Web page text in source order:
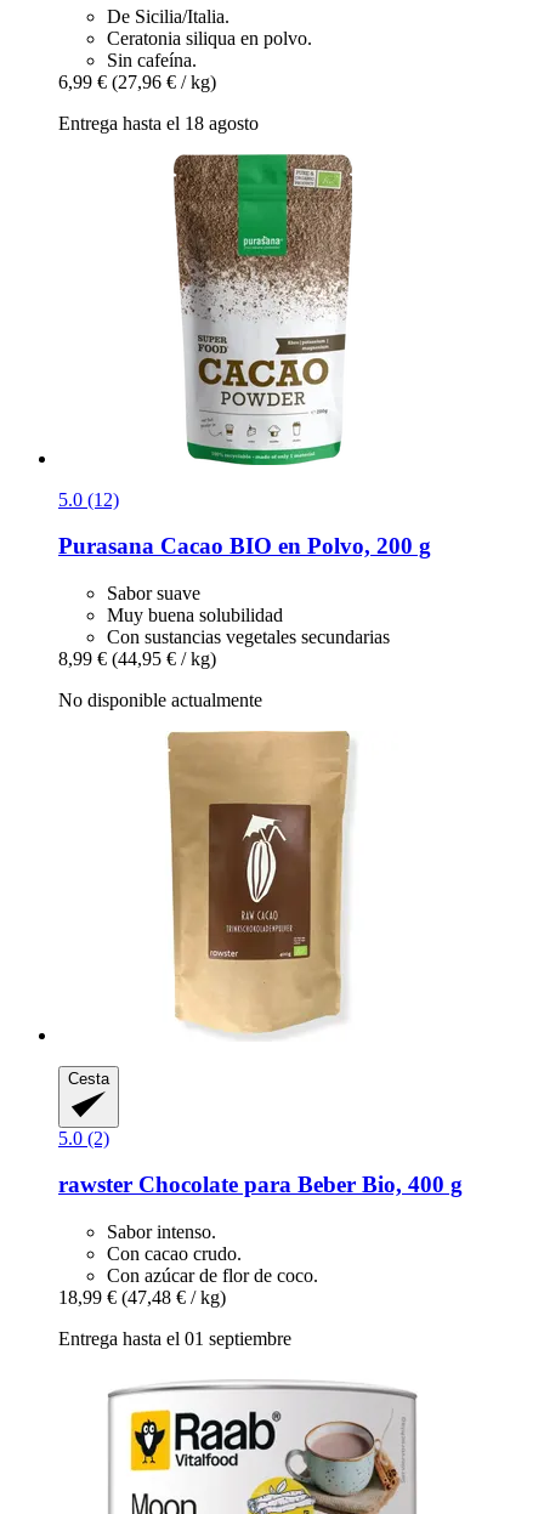
De Sicilia/Italia.
Ceratonia siliqua en polvo.
Sin cafeína.
6,99 € (27,96 € / kg)
Entrega hasta el 18 agosto
5.0 (12)
Purasana Cacao BIO en Polvo, 200 g
Sabor suave
Muy buena solubilidad
Con sustancias vegetales secundarias
8,99 € (44,95 € / kg)
No disponible actualmente
Cesta
5.0 (2)
rawster Chocolate para Beber Bio, 400 g
Sabor intenso.
Con cacao crudo.
Con azúcar de flor de coco.
18,99 € (47,48 € / kg)
Entrega hasta el 01 septiembre